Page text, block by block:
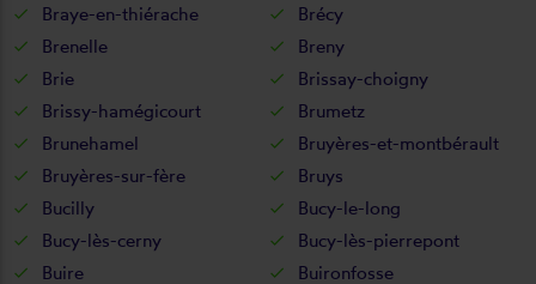
Braye-en-thiérache
Brécy
Brenelle
Breny
Brie
Brissay-choigny
Brissy-hamégicourt
Brumetz
Brunehamel
Bruyères-et-montbérault
Bruyères-sur-fère
Bruys
Bucilly
Bucy-le-long
Bucy-lès-cerny
Bucy-lès-pierrepont
Buire
Buironfosse